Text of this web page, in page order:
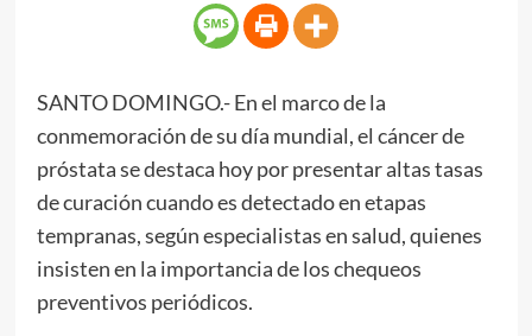
SANTO DOMINGO.- En el marco de la
conmemoración de su día mundial, el cáncer de
próstata se destaca hoy por presentar altas tasas
de curación cuando es detectado en etapas
tempranas, según especialistas en salud, quienes
insisten en la importancia de los chequeos
preventivos periódicos.